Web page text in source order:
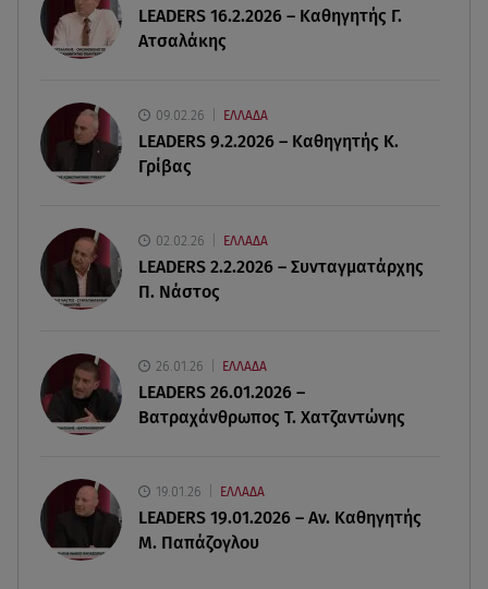
μου έδωσε ένα μαγικό χαλί»
περιοχές - 400 φωτιές σε 10 μέρες
09.08.26 , 12:54
09.08.26 , 12:44
Ερυθρός Σταυρός: Άγρια επίθεση σε νοσηλεύτρια
στα Επείγοντα
09.08.26 , 12:28
Πάρος: Χωρίς ναυαγοσώστη η πισίνα του beach
bar όπου πνίγηκε ο 4χρονος
LEADERS 16.2.2026 – Καθηγητής Γ.
Ατσαλάκης
09.02.26 ΕΛΛΑΔΑ
LEADERS 9.2.2026 – Καθηγητής Κ.
Γρίβας
02.02.26 ΕΛΛΑΔΑ
LEADERS 2.2.2026 – Συνταγματάρχης
Π. Νάστος
26.01.26 ΕΛΛΑΔΑ
LEADERS 26.01.2026 –
Βατραχάνθρωπος Τ. Χατζαντώνης
19.01.26 ΕΛΛΑΔΑ
LEADERS 19.01.2026 – Αν. Καθηγητής
Μ. Παπάζογλου